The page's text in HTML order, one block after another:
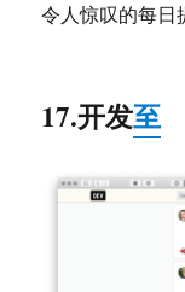
令人惊叹的每日
17.开发至